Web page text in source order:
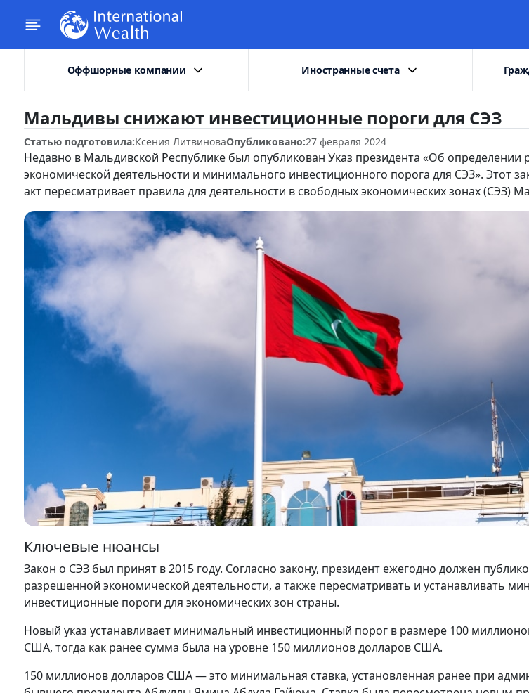
Оффшорные компании Иностранные счета
Мальдивы снижают инвестиционные пороги для СЭЗ
Статью подготовила:Ксения ЛитвиноваОпубликовано:27 февраля 2024
Недавно в Мальдивской Республике был опубликован Указ президента «Об определении
экономической деятельности и минимального инвестиционного порога для СЭЗ». Этот
акт пересматривает правила для деятельности в свободных экономических зонах (СЭЗ)
Ключевые нюансы
Закон о СЭЗ был принят в 2015 году. Согласно закону, президент ежегодно должен
разрешенной экономической деятельности, а также пересматривать и устанавливать
инвестиционные пороги для экономических зон страны.
Новый указ устанавливает минимальный инвестиционный порог в размере 100
США, тогда как ранее сумма была ​​на уровне 150 миллионов долларов США.
150 миллионов долларов США — это минимальная ставка, установленная ранее при